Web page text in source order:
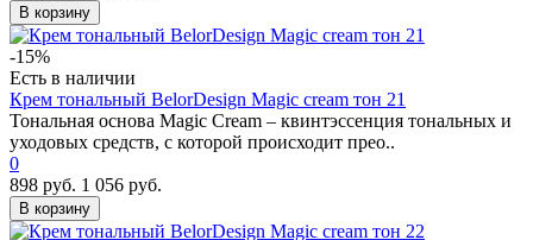
В корзину
-15%
Есть в наличии
Крем тональный BelorDesign Magic cream тон 21
Тональная основа Magic Cream – квинтэссенция тональных и
уходовых средств, c которой происходит прео..
0
898 руб. 1 056 руб.
В корзину